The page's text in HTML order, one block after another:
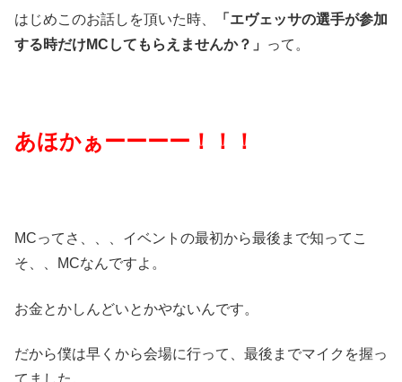
はじめこのお話しを頂いた時、
「エヴェッサの選手が参加
する時だけMCしてもらえませんか？」
って。
あほかぁーーーー！！！
MCってさ、、、イベントの最初から最後まで知ってこ
そ、、MCなんですよ。
お金とかしんどいとかやないんです。
だから僕は早くから会場に行って、最後までマイクを握っ
てました。